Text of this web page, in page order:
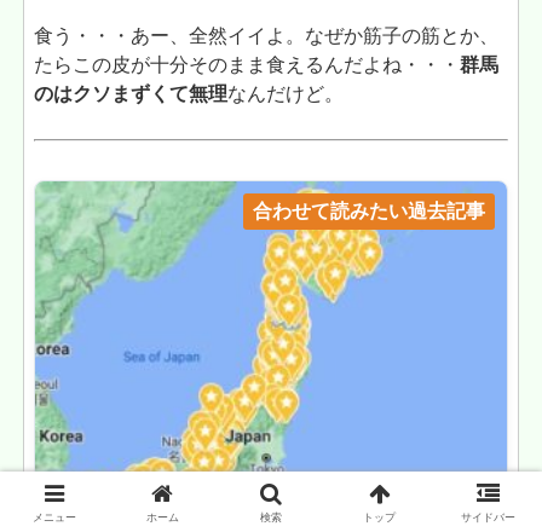
食う・・・あー、全然イイよ。なぜか筋子の筋とか、
たらこの皮が十分そのまま食えるんだよね・・・群馬
のはクソまずくて無理なんだけど。
合わせて読みたい過去記事
メニュー ホーム 検索 トップ サイドバー